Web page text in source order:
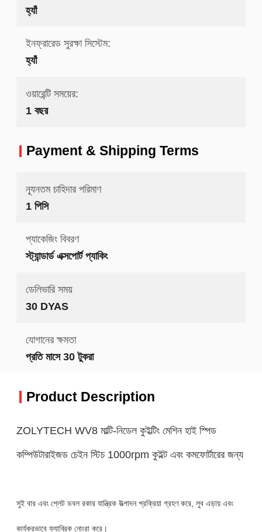
হ্যাঁ
ইনফ্রারেড সুরক্ষা সিস্টেম:
হ্যাঁ
ওয়ারেন্টি সময়ের:
1 বছর
Payment & Shipping Terms
ন্যূনতম চাহিদার পরিমাণ
1 পিসি
প্যাকেজিং বিবরণ
স্ট্যান্ডার্ড এক্সপোর্ট প্যাকিং
ডেলিভারি সময়
30 DYAS
যোগানের ক্ষমতা
প্রতি মাসে 30 টুকরা
Product Description
ZOLYTECH WV8 মাল্টি-নিডেল কুইল্টিং মেশিন হাই স্পিড
কম্পিউটারাইজড চেইন স্টিচ 1000rpm কুইল্ট এবং কমফোর্টারের জন্য
সুই বার এবং প্লেট ডবল রকার যান্ত্রিক উত্পাদন প্রক্রিয়া গ্রহণ করে, লুব এড়ায় এবং
কার্যকরভাবে ফ্যাব্রিক নোংরা করে।